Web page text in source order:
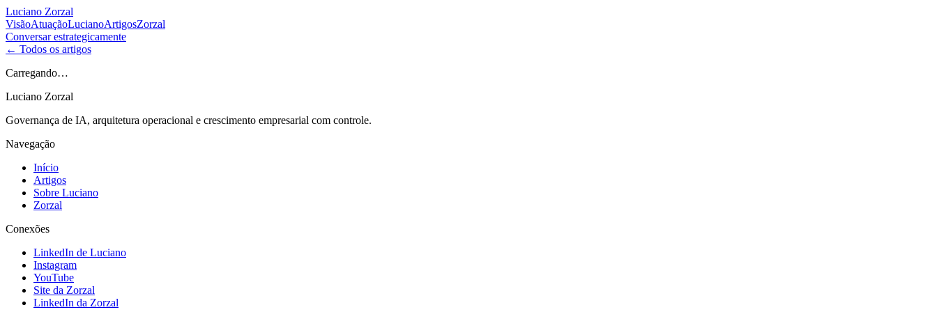
Luciano Zorzal
VisãoAtuaçãoLucianoArtigosZorzal
Conversar estrategicamente
← Todos os artigos
Carregando…
Luciano Zorzal
Governança de IA, arquitetura operacional e crescimento empresarial com controle.
Navegação
Início
Artigos
Sobre Luciano
Zorzal
Conexões
LinkedIn de Luciano
Instagram
YouTube
Site da Zorzal
LinkedIn da Zorzal